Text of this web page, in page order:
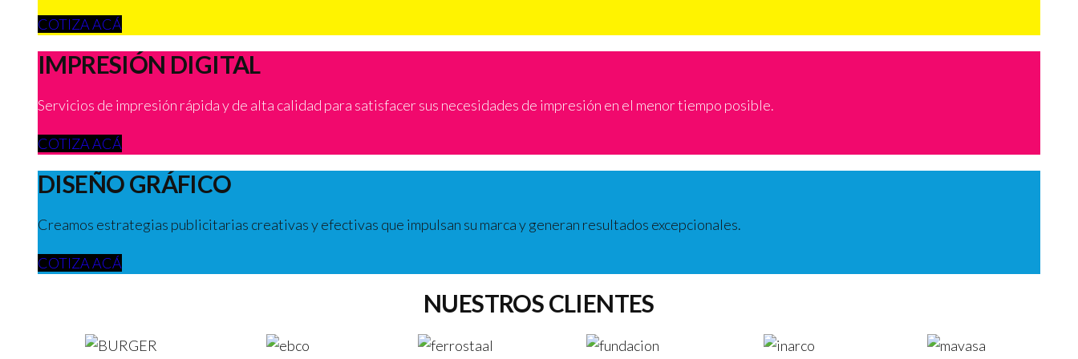
COTIZA ACÁ
IMPRESIÓN DIGITAL​
Servicios de impresión rápida y de alta calidad para satisfacer sus necesidades de impresión en el menor tiempo posible.
COTIZA ACÁ
DISEÑO GRÁFICO
Creamos estrategias publicitarias creativas y efectivas que impulsan su marca y generan resultados excepcionales.
COTIZA ACÁ
NUESTROS CLIENTES